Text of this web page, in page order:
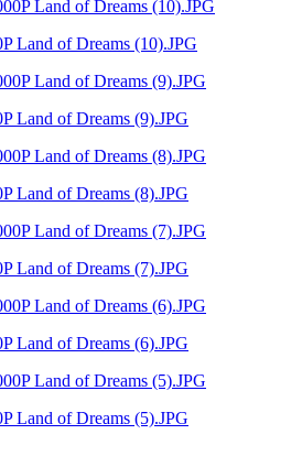
Land of Dreams (10).JPG
Land of Dreams (9).JPG
Land of Dreams (8).JPG
Land of Dreams (7).JPG
Land of Dreams (6).JPG
Land of Dreams (5).JPG